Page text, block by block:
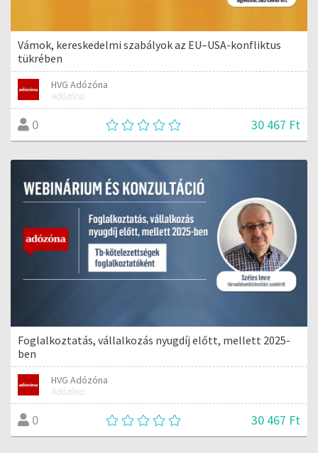
Vámok, kereskedelmi szabályok az EU–USA-konfliktus
tükrében
HVG Adózóna
Adózóna
0 30 467 Ft
Foglalkoztatás, vállalkozás nyugdíj előtt, mellett 2025-
ben
HVG Adózóna
Adózóna
0 30 467 Ft